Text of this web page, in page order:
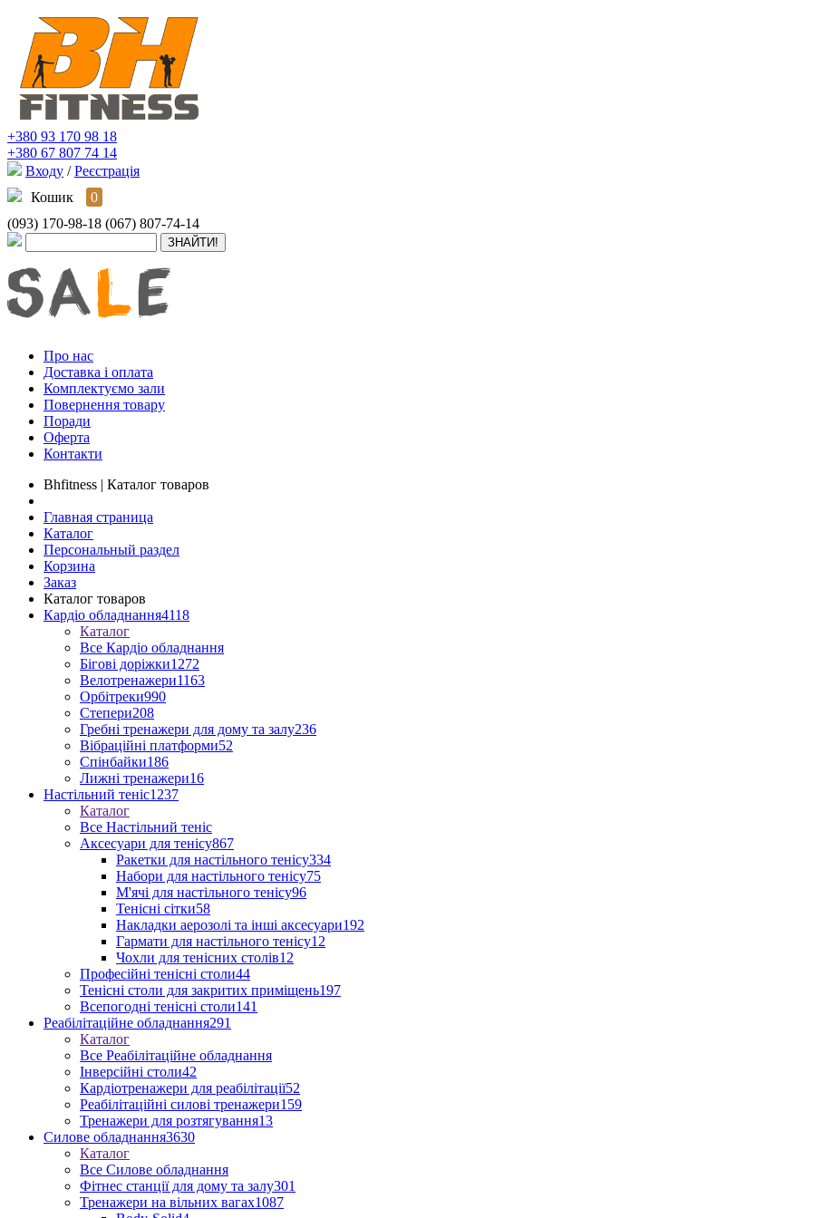
+380 93 170 98 18
+380 67 807 74 14
Входу / Реєстрація
Кошик
0
(093) 170-98-18 (067) 807-74-14
Про нас
Доставка і оплата
Комплектуємо зали
Повернення товару
Поради
Оферта
Контакти
Bhfitness | Каталог товаров
Главная страница
Каталог
Персональный раздел
Корзина
Заказ
Каталог товаров
Кардіо обладнання4118
Каталог
Все Кардіо обладнання
Бігові доріжки1272
Велотренажери1163
Орбітреки990
Степери208
Гребні тренажери для дому та залу236
Вібраційні платформи52
Спінбайки186
Лижні тренажери16
Настільний теніс1237
Каталог
Все Настільний теніс
Аксесуари для тенісу867
Ракетки для настільного тенісу334
Набори для настільного тенісу75
М'ячі для настільного тенісу96
Тенісні сітки58
Накладки аерозолі та інші аксесуари192
Гармати для настільного тенісу12
Чохли для тенісних столів12
Професійні тенісні столи44
Тенісні столи для закритих приміщень197
Всепогодні тенісні столи141
Реабілітаційне обладнання291
Каталог
Все Реабілітаційне обладнання
Інверсійні столи42
Кардіотренажери для реабілітації52
Реабілітаційні силові тренажери159
Тренажери для розтягування13
Силове обладнання3630
Каталог
Все Силове обладнання
Фітнес станції для дому та залу301
Тренажери на вільних вагах1087